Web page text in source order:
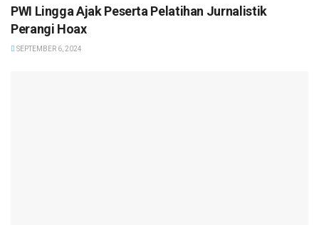
PWI Lingga Ajak Peserta Pelatihan Jurnalistik
Perangi Hoax
SEPTEMBER 6, 2024